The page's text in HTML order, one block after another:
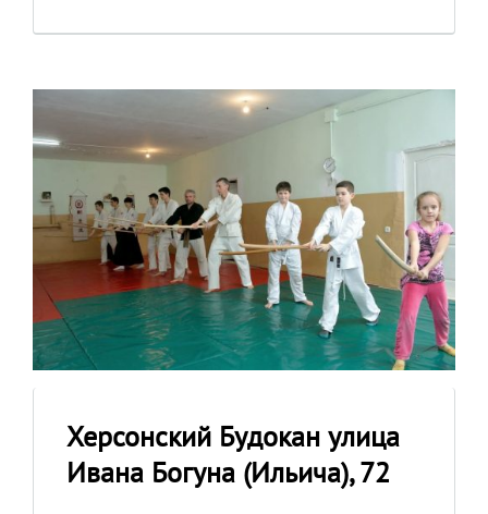
Херсонский Будокан улица
Ивана Богуна (Ильича), 72